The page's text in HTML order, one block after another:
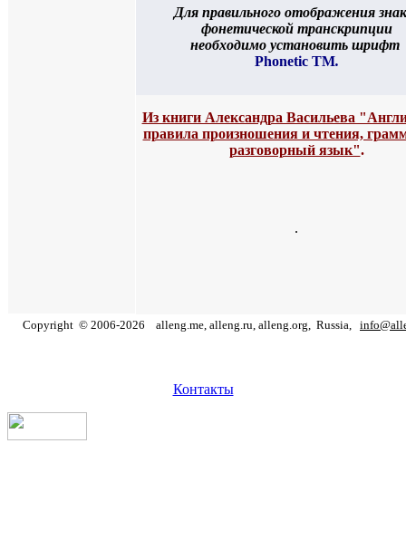
Для правильного отображения
фонетической транскрипции
необходимо установить шрифт
Phonetic TM.
Из книги Александра Васильева
правила произношения и чтения,
разговорный язык".
.
Copyright © 2006-2026 alleng.me, alleng.ru, alleng.org, Russia,
Контакты